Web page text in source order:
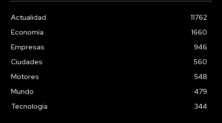
Actualidad
11762
Economía
1660
Empresas
946
Ciudades
560
Motores
548
Mundo
479
Tecnología
344